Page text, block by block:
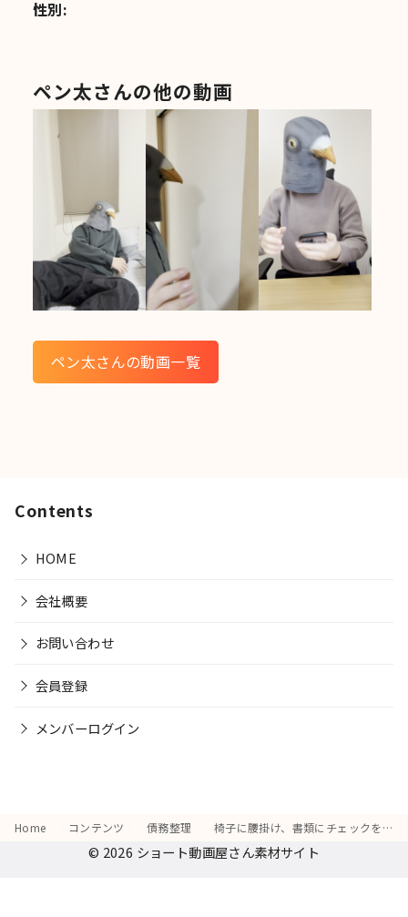
性別:
ペン太さんの他の動画
ペン太さんの動画一覧
Contents
HOME
会社概要
お問い合わせ
会員登録
メンバーログイン
Home コンテンツ 債務整理 椅子に腰掛け、書類にチェックを入れながら「これで安心できる」と確認する姿
© 2026 ショート動画屋さん素材サイト